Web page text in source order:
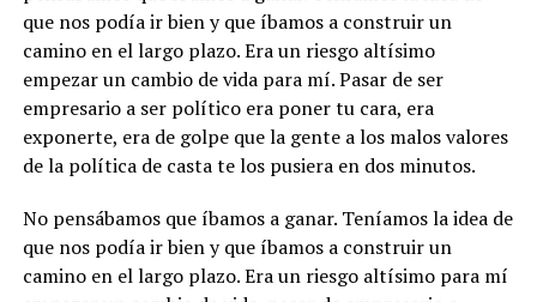
que nos podía ir bien y que íbamos a construir un
camino en el largo plazo. Era un riesgo altísimo
empezar un cambio de vida para mí. Pasar de ser
empresario a ser político era poner tu cara, era
exponerte, era de golpe que la gente a los malos valores
de la política de casta te los pusiera en dos minutos.
No pensábamos que íbamos a ganar. Teníamos la idea de
que nos podía ir bien y que íbamos a construir un
camino en el largo plazo. Era un riesgo altísimo para mí